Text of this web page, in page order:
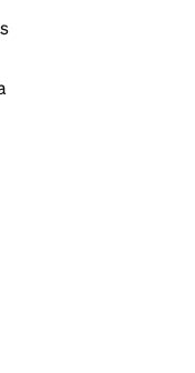
y
las
prueban que
Busca en estados